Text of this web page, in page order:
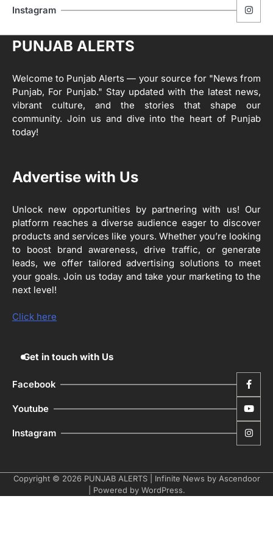
5
ਮੋਦੀ ਜੀ ਪੁਲਿਸ ਦੇ ਦਮ ‘ਤੇ ਨੈਸ਼ਨਲ ਟਾਊਨਹਾਲ
ਅਗੇਂਸਟ ਈ-20 ਨੂੰ ਰੋਕਣ ਦੀ ਕੋਸ਼ਿਸ਼ ਕਰ ਰਹੇ
ਹਨ- ਕੇਜਰੀਵਾਲ
Editor
Editor
2
ਖੇਤੀਬਾੜੀ ਵਿਭਾਗ ਵੱਲੋਂ ‘ਮਿਸ਼ਨ ਫਾਰ ਕਾਟਨ
ਪ੍ਰੋਡਕਟੀਵਿਟੀ’ ਅਧੀਨ ਪਿੰਡ ਬਧਾਈ ਵਿਖੇ ‘ਖੇਤ
ਰਾਸ਼ਟਰੀ ਮਨੁੱਖੀ ਅਧਿਕਾਰ ਕਮਿਸ਼ਨ ਦੇ ਮੈਂਬਰ
ਸਕੀਮਾਂ ਦਾ ਜਾਇਜ਼ਾ
Editor
4
ਹੁਸ਼ਿਆਰਪੁਰ ਜ਼ਿਲ੍ਹੇ ਵ‘ ਈ.ਐੱਫ. ਡਿਜੀਟਾਈਜ਼ੇਸ਼ਨ
ਦਾ ਕੰਮ 99.92 ਫੀਸਦੀ ਮੁਕੰਮਲ: ਜ਼ਿਲ੍ਹਾ ਚੋਣ
ਅਫ਼ਸਰ
Editor
Instagram
PUNJAB ALERTS
Welcome to Punjab Alerts — your source for "News from
Punjab, For Punjab." Stay updated with the latest news,
vibrant culture, and the stories that shape our
community. Join us and dive into the heart of Punjab
today!
Advertise with Us
Unlock new opportunities by partnering with us! Our
platform reaches a diverse audience eager to discover
products and services like yours. Whether you’re looking
to boost brand awareness, drive traffic, or generate
leads, we offer tailored advertising solutions to meet
your goals. Join us today and take your marketing to the
next level!
Click here
Get in touch with Us
Facebook
Youtube
Instagram
Copyright © 2026 PUNJAB ALERTS| Infinite News by Ascendoor
| Powered by WordPress.